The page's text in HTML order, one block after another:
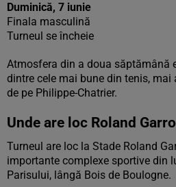
Duminică, 7 iunie
Finala masculină
Turneul se încheie
Atmosfera din a doua săptămână
dintre cele mai bune din tenis, mai
de pe Philippe-Chatrier.
Unde are loc Roland
Turneul are loc la Stade Roland
importante complexe sportive din
Parisului, lângă Bois de Boulogne.